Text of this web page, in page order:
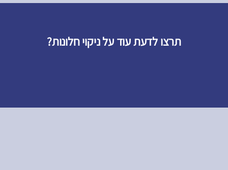
תרצו לדעת עוד על ניקוי חלונות?